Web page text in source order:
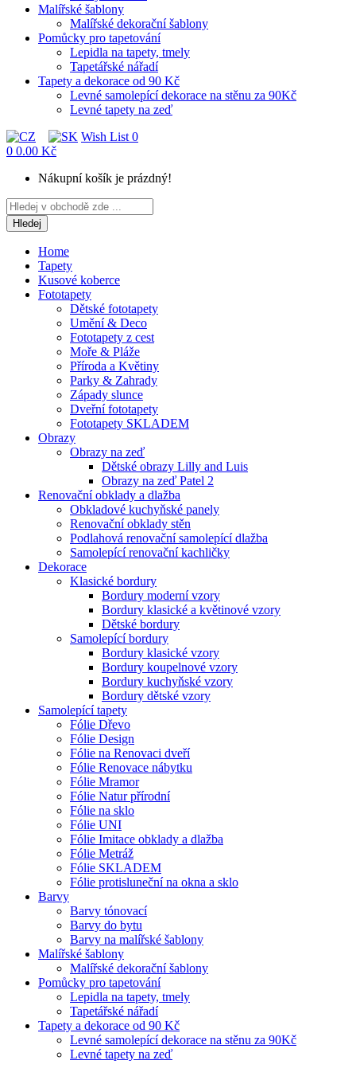
Malířské šablony
Malířské dekorační šablony
Pomůcky pro tapetování
Lepidla na tapety, tmely
Tapetářské nářadí
Tapety a dekorace od 90 Kč
Levné samolepící dekorace na stěnu za 90Kč
Levné tapety na zeď
Wish List 0
0 0.00 Kč
Nákupní košík je prázdný!
Hledej
Home
Tapety
Kusové koberce
Fototapety
Dětské fototapety
Umění & Deco
Fototapety z cest
Moře & Pláže
Příroda a Květiny
Parky & Zahrady
Západy slunce
Dveřní fototapety
Fototapety SKLADEM
Obrazy
Obrazy na zeď
Dětské obrazy Lilly and Luis
Obrazy na zeď Patel 2
Renovační obklady a dlažba
Obkladové kuchyňské panely
Renovační obklady stěn
Podlahová renovační samolepící dlažba
Samolepící renovační kachličky
Dekorace
Klasické bordury
Bordury moderní vzory
Bordury klasické a květinové vzory
Dětské bordury
Samolepící bordury
Bordury klasické vzory
Bordury koupelnové vzory
Bordury kuchyňské vzory
Bordury dětské vzory
Samolepící tapety
Fólie Dřevo
Fólie Design
Fólie na Renovaci dveří
Fólie Renovace nábytku
Fólie Mramor
Fólie Natur přírodní
Fólie na sklo
Fólie UNI
Fólie Imitace obklady a dlažba
Fólie Metráž
Fólie SKLADEM
Fólie protisluneční na okna a sklo
Barvy
Barvy tónovací
Barvy do bytu
Barvy na malířské šablony
Malířské šablony
Malířské dekorační šablony
Pomůcky pro tapetování
Lepidla na tapety, tmely
Tapetářské nářadí
Tapety a dekorace od 90 Kč
Levné samolepící dekorace na stěnu za 90Kč
Levné tapety na zeď